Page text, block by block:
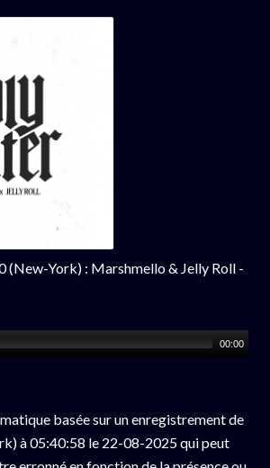
(New-York) : Marshmello & Jelly Roll -
00:00
basée sur un enregistrement de
à 05:40:58 le 22-08-2025 qui peut